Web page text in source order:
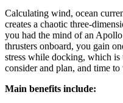
Calculating wind, ocean
creates a chaotic three-
you had the mind of an
thrusters onboard, you gain
stress while docking, which
consider and plan, and time
Main benefits include: